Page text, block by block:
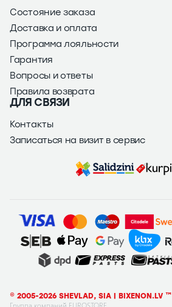
Состояние заказа
Доставка и оплата
Программа лояльности
Гарантия
Вопросы и ответы
Правила возврата
ДЛЯ СВЯЗИ
Контакты
Записаться на визит в сервис
© 2005-2026 SHEVLAD, SIA | BIXENON.LV ™